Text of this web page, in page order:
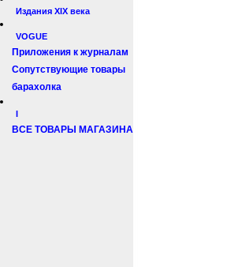
Издания XIX века
VOGUE
Приложения к журналам
Сопутствующие товары
барахолка
I
ВСЕ ТОВАРЫ МАГАЗИНА